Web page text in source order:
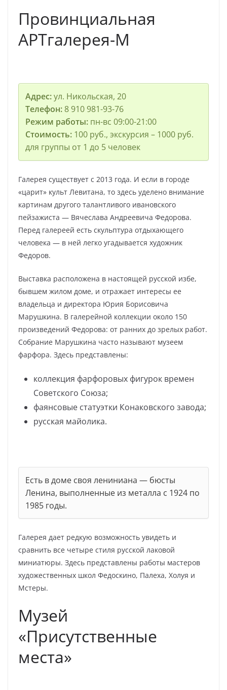
Провинциальная
АРТгалерея-М
Адрес:ул. Никольская, 20
Телефон:8 910 981-93-76
Режим работы:пн-вс 09:00-21:00
Стоимость:100 руб., экскурсия – 1000 руб.
для группы от 1 до 5 человек
Галерея существует с 2013 года. И если в городе
«царит» культ Левитана, то здесь уделено внимание
картинам другого талантливого ивановского
пейзажиста — Вячеслава Андреевича Федорова.
Перед галереей есть скульптура отдыхающего
человека — в ней легко угадывается художник
Федоров.
Выставка расположена в настоящей русской избе,
бывшем жилом доме, и отражает интересы ее
владельца и директора Юрия Борисовича
Марушкина. В галерейной коллекции около 150
произведений Федорова: от ранних до зрелых работ.
Собрание Марушкина часто называют музеем
фарфора. Здесь представлены:
коллекция фарфоровых фигурок времен
Советского Союза;
фаянсовые статуэтки Конаковского завода;
русская майолика.
Есть в доме своя лениниана — бюсты
Ленина, выполненные из металла с 1924 по
1985 годы.
Галерея дает редкую возможность увидеть и
сравнить все четыре стиля русской лаковой
миниатюры. Здесь представлены работы мастеров
художественных школ Федоскино, Палеха, Холуя и
Мстеры.
Музей
«Присутственные
места»